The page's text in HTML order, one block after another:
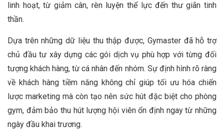
linh hoạt, từ giảm cân, rèn luyện thể lực đến thư giãn tinh
thần.
Dựa trên những dữ liệu thu thập được, Gymaster đã hỗ trợ
chủ đầu tư xây dựng các gói dịch vụ phù hợp với từng đối
tượng khách hàng, từ cá nhân đến nhóm. Sự định hình rõ ràng
về khách hàng tiềm năng không chỉ giúp tối ưu hóa chiến
lược marketing mà còn tạo nên sức hút đặc biệt cho phòng
gym, đảm bảo thu hút lượng hội viên ổn định ngay từ những
ngày đầu khai trương.